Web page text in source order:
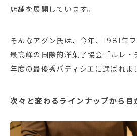
店舗を展開しています。
そんなアダン氏は、今年、1981年
最高峰の国際的洋菓子協会「ルレ
年度の最優秀パティシエに選ばれま
次々と変わるラインナップから目